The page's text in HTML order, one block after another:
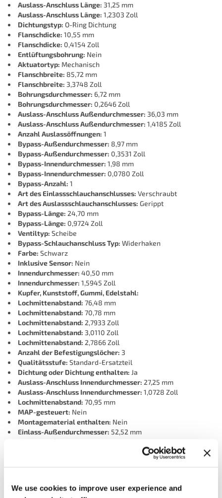
We use cookies to improve user experience and
Auslass-Anschluss Länge: 31,25 mm
Auslass-Anschluss Länge: 1,2303 Zoll
Dichtungstyp: O-Ring Dichtung
Flanschdicke: 10,55 mm
Flanschdicke: 0,4154 Zoll
Entlüftungsbohrung: Nein
Aktuatortyp: Mechanisch
Flanschbreite: 85,72 mm
Flanschbreite: 3,3748 Zoll
Bohrungsdurchmesser: 6,72 mm
Bohrungsdurchmesser: 0,2646 Zoll
Auslass-Anschluss Außendurchmesser: 36,03 mm
Auslass-Anschluss Außendurchmesser: 1,4185 Zoll
Anzahl Auslassöffnungen: 1
Bypass-Außendurchmesser: 8,97 mm
Bypass-Außendurchmesser: 0,3531 Zoll
Bypass-Innendurchmesser: 1,98 mm
Bypass-Innendurchmesser: 0,0780 Zoll
Bypass-Anzahl: 1
Art des Einlassschlauchanschlusses: Verschraubt
Art des Auslassschlauchanschlusses: Gerippt
Bypass-Länge: 24,70 mm
Bypass-Länge: 0,9724 Zoll
Ventiltyp: Scheibe
Bypass-Schlauchanschluss Typ: Widerhaken
Farbe: Schwarz
Inklusive Sensor: Nein
Innendurchmesser: 40,50 mm
Innendurchmesser: 1,5945 Zoll
Kupfer, Kunststoff, Gummi, Edelstahl:
Lochmittenabstand: 76,48 mm
Lochmittenabstand: 70,78 mm
Lochmittenabstand: 2,7933 Zoll
Lochmittenabstand: 3,0110 Zoll
Lochmittenabstand: 2,7866 Zoll
Anzahl der Befestigungslöcher: 3
Qualitätsstufe: Standard-Ersatzteil
Dichtung oder Dichtung enthalten: Ja
Auslass-Anschluss Innendurchmesser: 27,25 mm
Auslass-Anschluss Innendurchmesser: 1,0728 Zoll
Lochmittenabstand: 70,95 mm
MAP-gesteuert: Nein
Montagematerial enthalten: Nein
Einlass-Außendurchmesser: 52,52 mm
Einlass-Außendurchmesser:
Einlass-Anzahl: 1